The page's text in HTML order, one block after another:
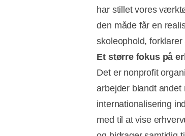
har stillet vores
den måde får en
skoleophold,
Et større fokus på
Det er nonprofit
arbejder blandt andet
internationalisering
med til at vise